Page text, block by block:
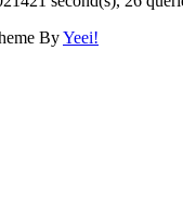
ByYeei!